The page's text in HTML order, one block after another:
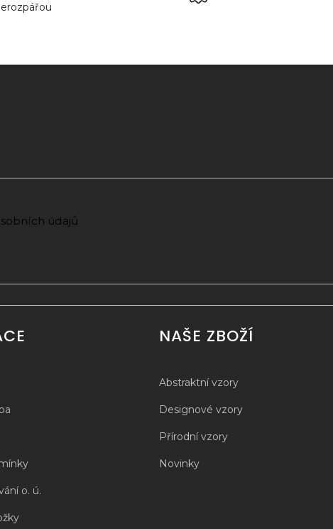
údajů
o. ú.
NAŠE ZBOŽÍ
Abstraktní vzory
Designové vzory
Přírodní vzory
Novinky